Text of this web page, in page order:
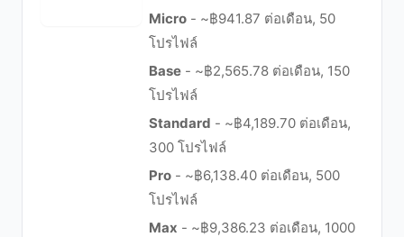
Micro - ~฿941.87 ต่อเดือน, 50
โปรไฟล์
Base - ~฿2,565.78 ต่อเดือน, 150
โปรไฟล์
Standard - ~฿4,189.70 ต่อเดือน,
300 โปรไฟล์
Pro - ~฿6,138.40 ต่อเดือน, 500
โปรไฟล์
Max - ~฿9,386.23 ต่อเดือน, 1000